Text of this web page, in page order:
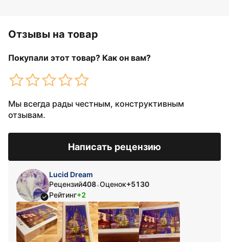
Отзывы на товар
Покупали этот товар? Как он вам?
Мы всегда рады честным, конструктивным
отзывам.
Написать рецензию
Lucid Dream
Рецензий408•Оценок+5130
Рейтинг+2